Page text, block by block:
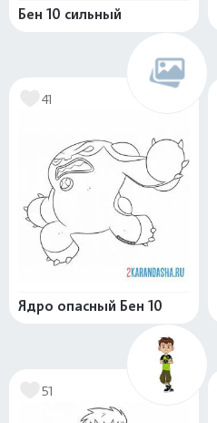
Бен 10 сильный
41
Ядро опасный Бен 10
51